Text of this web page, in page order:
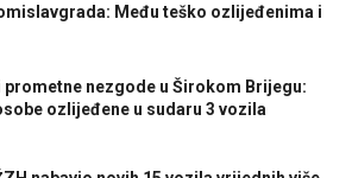
Među teško ozlijeđenima i
prometne nezgode u Širokom Brijegu:
ozlijeđene u sudaru 3 vozila